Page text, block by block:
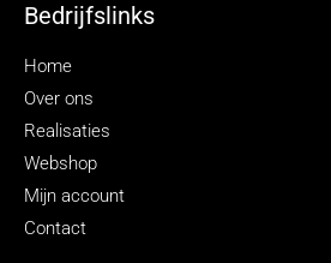
Bedrijfslinks
Home
Over ons
Realisaties
Webshop
Mijn account
Contact